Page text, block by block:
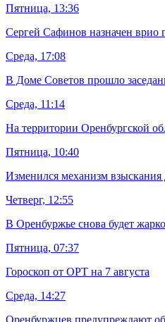
Пятница, 13:36
Сергей Сафинов назначен врио
Среда, 17:08
В Доме Советов прошло
Среда, 11:14
На территории Оренбургской
Пятница, 10:40
Изменился механизм
Четверг, 12:55
В Оренбуржье снова будет
Пятница, 07:37
Гороскоп от ОРТ на 7 августа
Среда, 14:27